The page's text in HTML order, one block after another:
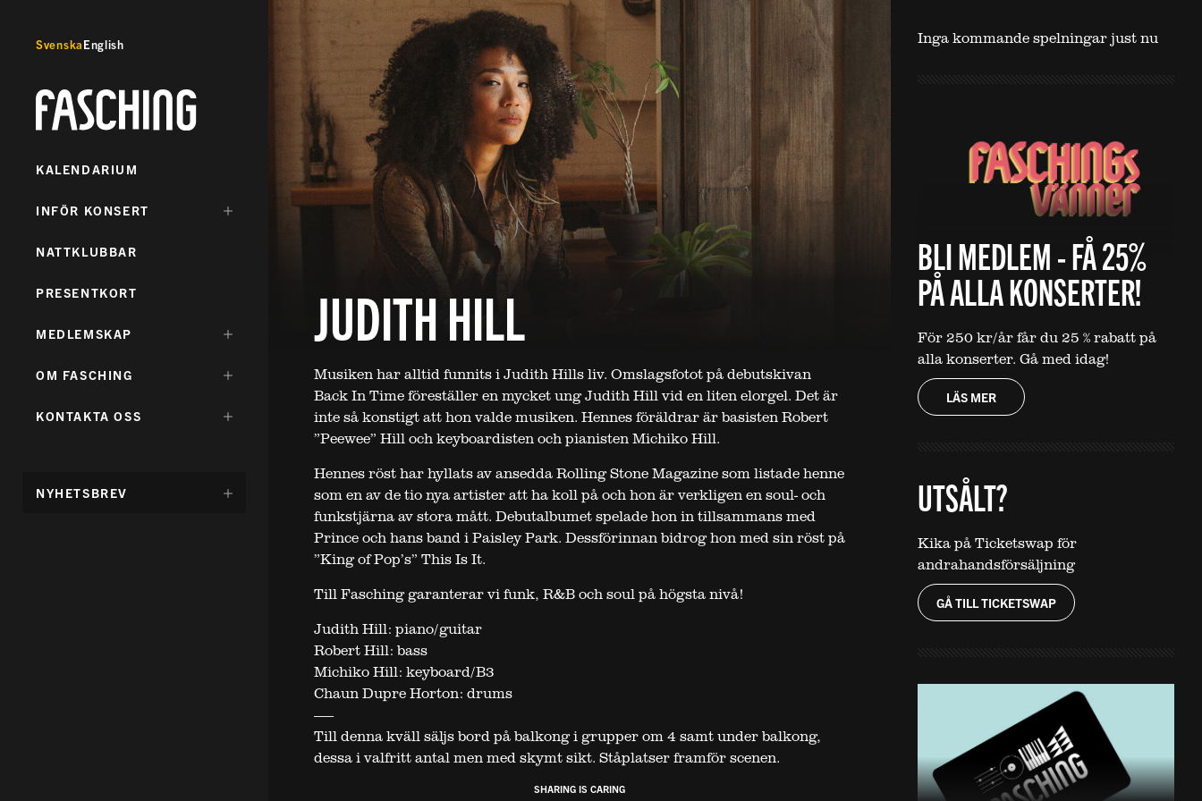
SvenskaEnglish
Fasching
KALENDARIUM
DÖLJ
INFÖR KONSERT
NATTKLUBBAR
PRESENTKORT
DÖLJ
MEDLEMSKAP
DÖLJ
OM FASCHING
DÖLJ
KONTAKTA OSS
DÖLJ
NYHETSBREV
JUDITH HILL
Musiken har alltid funnits i Judith Hills liv. Omslagsfotot på debutskivan
Back In Time föreställer en mycket ung Judith Hill vid en liten elorgel. Det är
inte så konstigt att hon valde musiken. Hennes föräldrar är basisten Robert
”Peewee” Hill och keyboardisten och pianisten Michiko Hill.
Hennes röst har hyllats av ansedda Rolling Stone Magazine som listade henne
som en av de tio nya artister att ha koll på och hon är verkligen en soul- och
funkstjärna av stora mått. Debutalbumet spelade hon in tillsammans med
Prince och hans band i Paisley Park. Dessförinnan bidrog hon med sin röst på
”King of Pop’s” This Is It.
Till Fasching garanterar vi funk, R&B och soul på högsta nivå!
Judith Hill: piano/guitar
Robert Hill: bass
Michiko Hill: keyboard/B3
Chaun Dupre Horton: drums
——
Till denna kväll säljs bord på balkong i grupper om 4 samt under balkong,
dessa i valfritt antal men med skymt sikt. Ståplatser framför scenen.
SHARING IS CARING
Inga kommande spelningar just nu
BLI MEDLEM - FÅ 25%
PÅ ALLA KONSERTER!
För 250 kr/år får du 25 % rabatt på
alla konserter. Gå med idag!
LÄS MER
UTSÅLT?
Kika på Ticketswap för
andrahandsförsäljning
GÅ TILL TICKETSWAP